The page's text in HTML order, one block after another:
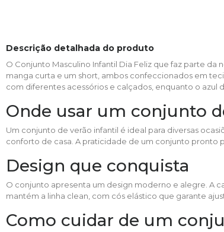
Descrição detalhada do produto
O Conjunto Masculino Infantil Dia Feliz que faz parte da
manga curta e um short, ambos confeccionados em
com diferentes acessórios e calçados, enquanto o
Onde usar um conjunto
Um conjunto de verão infantil é ideal para diversas
conforto de casa. A praticidade de um conjunto pronto
Design que conquista
O conjunto apresenta um design moderno e alegre. A
mantém a linha clean, com cós elástico que garante
Como cuidar de um